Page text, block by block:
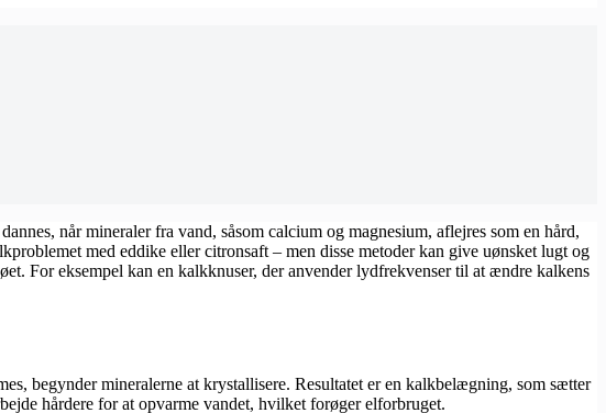
når mineraler fra vand, såsom calcium og magnesium, aflejres som en hård,
med eddike eller citronsaft – men disse metoder kan give uønsket lugt og
For eksempel kan en kalkknuser, der anvender lydfrekvenser til at ændre kalkens
begynder mineralerne at krystallisere. Resultatet er en kalkbelægning, som sætter
hårdere for at opvarme vandet, hvilket forøger elforbruget.